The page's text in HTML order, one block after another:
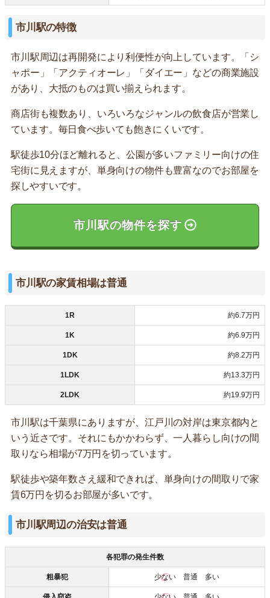
市川駅の特徴
市川駅周辺は再開発により利便性が向上しています。「シ
ャポー」「アクティオーレ」「ダイエー」などの商業施設
があり、大抵のものは買い揃えられます。
商店街も複数あり、いろいろなジャンルの飲食店が営業し
ています。毎日食べ歩いても飽きにくいです。
駅徒歩10分ほど離れると、公園が多いファミリー向けの住
宅街に見えますが、単身向けの物件も豊富なのでお部屋を
探しやすいです。
市川駅の物件を探す
市川駅の家賃相場は普通
1R 約6.7万円
1K 約6.9万円
1DK 約8.2万円
1LDK 約13.3万円
2LDK 約19.9万円
市川駅は千葉県にありますが、江戸川の対岸は東京都内と
いう近さです。それにもかかわらず、一人暮らし向けの間
取りなら相場が7万円を切っています。
駅徒歩や築年数さえ緩和できれば、単身向けの間取りで家
賃6万円を切るお部屋が多いです。
市川駅周辺の治安は普通
各犯罪の発生件数
粗暴犯 少ない 普通 多い